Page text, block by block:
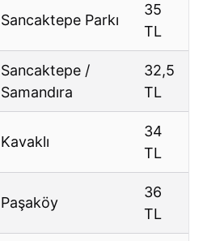
Sancaktepe Parkı
35
TL
Sancaktepe /
Samandıra
32,5
TL
Kavaklı
34
TL
Paşaköy
36
TL